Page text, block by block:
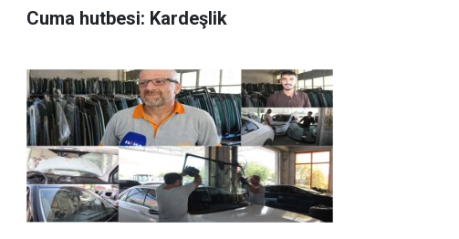
Cuma hutbesi: Kardeşlik